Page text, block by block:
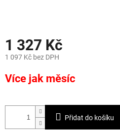
1 327 Kč
1 097 Kč bez DPH
cena:
Více jak měsíc
Přidat do košíku